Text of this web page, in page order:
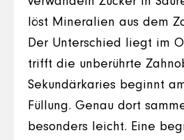
löst Mineralien aus dem
Der Unterschied liegt im
trifft die unberührte
Sekundärkaries beginnt
Füllung. Genau dort
besonders leicht. Eine